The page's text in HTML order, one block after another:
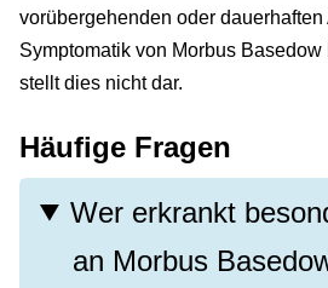
vorübergehenden oder
Symptomatik von Morbus
stellt dies nicht dar.
Häufige Fragen
Wer erkrankt
an Morbus